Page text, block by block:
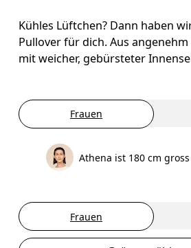
Kühles Lüftchen? Dann haben
Pullover für dich. Aus
mit weicher, gebürsteter
Frauen
Athena ist 180 cm
Frauen